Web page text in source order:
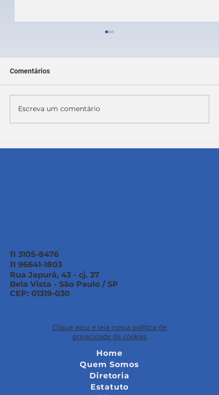
Comentários
Escreva um comentário
11 3105-8476
11 96641-1803
Rua Japurá, 43 - cj. 37
Bela Vista - São Paulo / SP
CEP: 01319-030
Clique aqui e leia nossa política de
privacidade de cookies
Home
Quem Somos
Diretoria
Estatuto